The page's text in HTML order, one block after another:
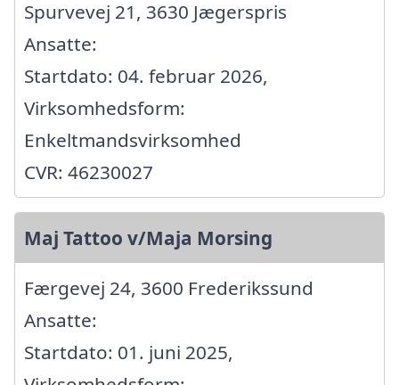
Spurvevej 21, 3630 Jægerspris
Ansatte:
Startdato: 04. februar 2026,
Virksomhedsform:
Enkeltmandsvirksomhed
CVR: 46230027
Maj Tattoo v/Maja Morsing
Færgevej 24, 3600 Frederikssund
Ansatte:
Startdato: 01. juni 2025,